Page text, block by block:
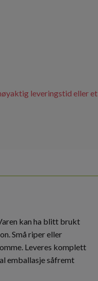
leveringstid eller et
kan ha blitt brukt
Små riper eller
Leveres komplett
emballasje såfremt